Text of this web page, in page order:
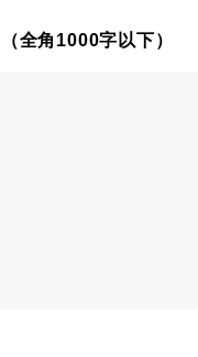
（全角1000字以下）